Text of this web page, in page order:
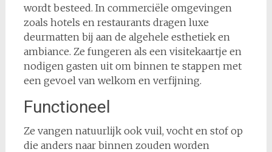
wordt besteed. In commerciële omgevingen
zoals hotels en restaurants dragen luxe
deurmatten bij aan de algehele esthetiek en
ambiance. Ze fungeren als een visitekaartje en
nodigen gasten uit om binnen te stappen met
een gevoel van welkom en verfijning.
Functioneel
Ze vangen natuurlijk ook vuil, vocht en stof op
die anders naar binnen zouden worden